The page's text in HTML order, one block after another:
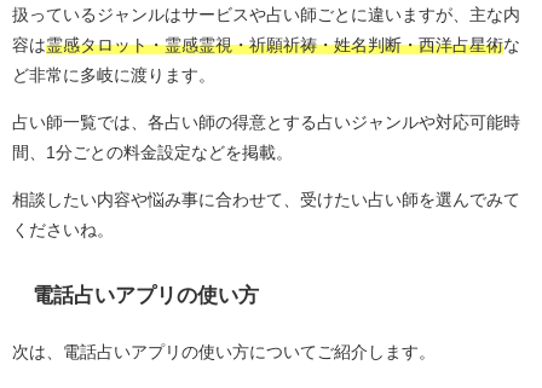
扱っているジャンルはサービスや占い師ごとに違いますが、主な内
容は霊感タロット・霊感霊視・祈願祈祷・姓名判断・西洋占星術な
ど非常に多岐に渡ります。
占い師一覧では、各占い師の得意とする占いジャンルや対応可能時
間、1分ごとの料金設定などを掲載。
相談したい内容や悩み事に合わせて、受けたい占い師を選んでみて
くださいね。
電話占いアプリの使い方
次は、電話占いアプリの使い方についてご紹介します。